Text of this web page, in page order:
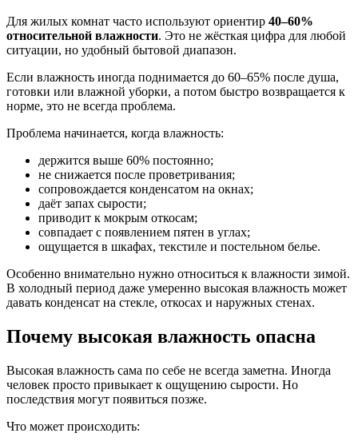
Для жилых комнат часто используют ориентир 40–60%
относительной влажности. Это не жёсткая цифра для любой
ситуации, но удобный бытовой диапазон.
Если влажность иногда поднимается до 60–65% после душа,
готовки или влажной уборки, а потом быстро возвращается к
норме, это не всегда проблема.
Проблема начинается, когда влажность:
держится выше 60% постоянно;
не снижается после проветривания;
сопровождается конденсатом на окнах;
даёт запах сырости;
приводит к мокрым откосам;
совпадает с появлением пятен в углах;
ощущается в шкафах, текстиле и постельном белье.
Особенно внимательно нужно относиться к влажности зимой.
В холодный период даже умеренно высокая влажность может
давать конденсат на стекле, откосах и наружных стенах.
Почему высокая влажность опасна
Высокая влажность сама по себе не всегда заметна. Иногда
человек просто привыкает к ощущению сырости. Но
последствия могут появиться позже.
Что может происходить: